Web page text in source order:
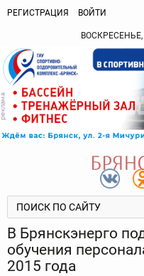
РЕГИСТРАЦИЯ ВОЙТИ
ВОСКРЕСЕНЬЕ,
В Брянскэнерго
обучения
2015 года